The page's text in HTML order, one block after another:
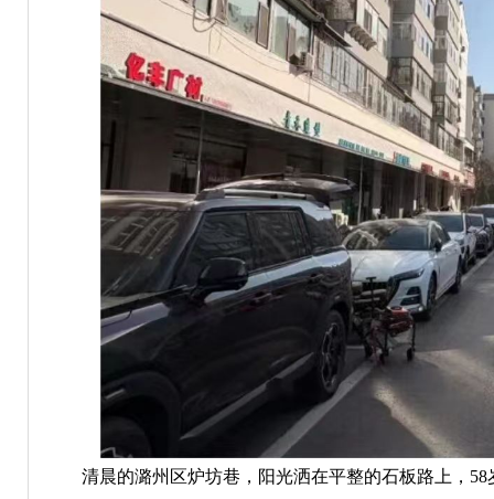
清晨的潞州区炉坊巷，阳光洒在平整的石板路上，58